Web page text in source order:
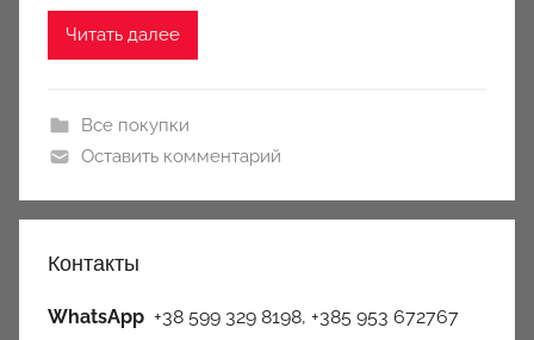
Читать далее
Все покупки
Оставить комментарий
Контакты
WhatsApp +38 599 329 8198, +385 953 672767